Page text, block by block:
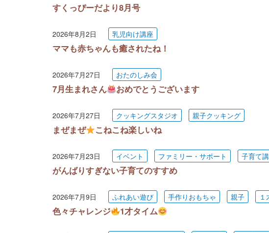
すくっぴーだより8月号
2026年8月2日 乳児向け講座
ママも赤ちゃんも癒されたね！
2026年7月27日 おたのしみ会
7月生まれさん おめでとうございます
2026年7月27日 クッキングスタジオ 親子クッキング
まぜまぜ こねこね楽しいね
2026年7月23日 イベント ファミリー・サポート 子育て
がんばりすぎない子育てのすすめ
2026年7月9日 ふれあい遊び 手作りおもちゃ 親子 １
色々チャレンジ 1才タイム